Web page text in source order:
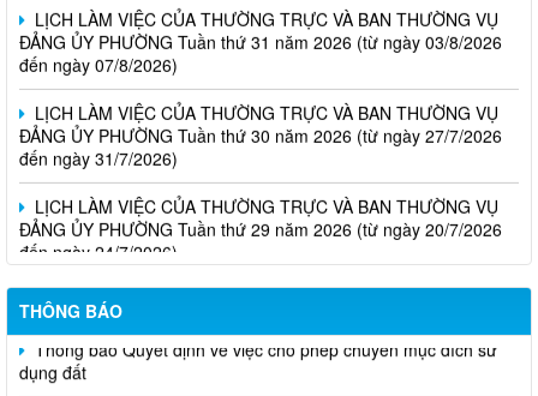
LỊCH LÀM VIỆC CỦA THƯỜNG TRỰC VÀ BAN THƯỜNG VỤ
ĐẢNG ỦY PHƯỜNG Tuần thứ 31 năm 2026 (từ ngày 03/8/2026
đến ngày 07/8/2026)
LỊCH LÀM VIỆC CỦA THƯỜNG TRỰC VÀ BAN THƯỜNG VỤ
ĐẢNG ỦY PHƯỜNG Tuần thứ 30 năm 2026 (từ ngày 27/7/2026
đến ngày 31/7/2026)
LỊCH LÀM VIỆC CỦA THƯỜNG TRỰC VÀ BAN THƯỜNG VỤ
ĐẢNG ỦY PHƯỜNG Tuần thứ 29 năm 2026 (từ ngày 20/7/2026
đến ngày 24/7/2026)
THÔNG BÁO
Thông báo Quyết định về việc cho phép chuyển mục đích sử
dụng đất